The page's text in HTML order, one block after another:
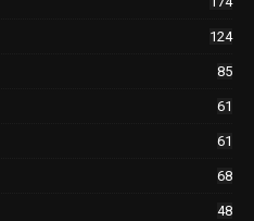
124
85
61
61
68
48